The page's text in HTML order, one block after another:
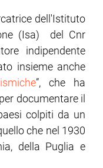
dell'Istituto
(Isa) del Cnr
indipendente
insieme anche
”, che ha
documentare il
colpiti da un
che nel 1930
della Puglia e